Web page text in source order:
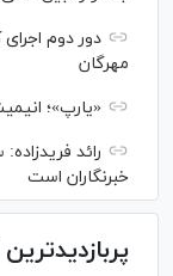
دور دوم
مهرگان
«یارپ»؛
رائد
خبرنگاران است
پربازدیدترین